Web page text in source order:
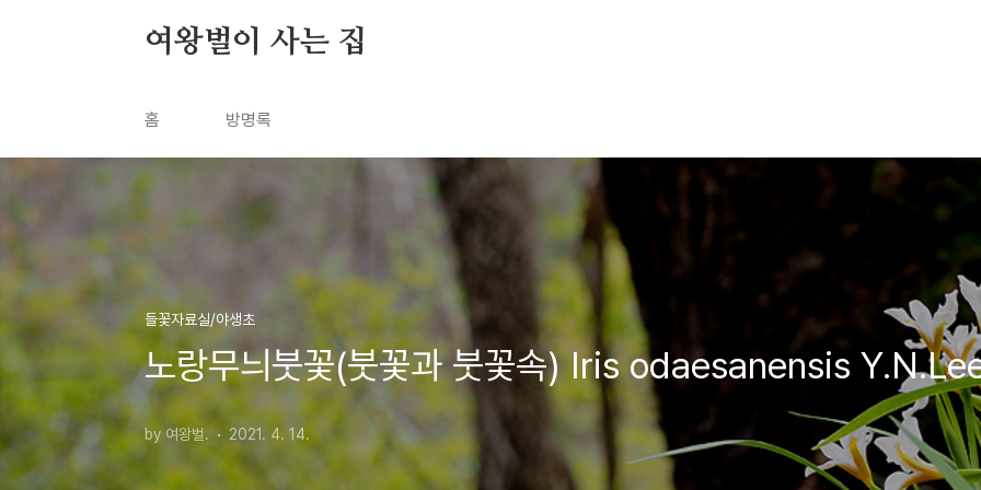
여왕벌이 사는 집
홈 방명록
들꽃자료실/야생초
노랑무늬붓꽃(붓꽃과 붓꽃속) Iris odaesanensis
by 여왕벌. 2021. 4. 14.